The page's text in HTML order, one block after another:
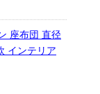
座布団 直径
インテリア